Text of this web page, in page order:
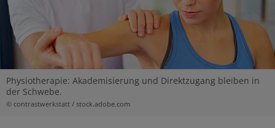
Physiotherapie: Akademisierung und Direktzugang bleiben in
der Schwebe.
© contrastwerkstatt / stock.adobe.com